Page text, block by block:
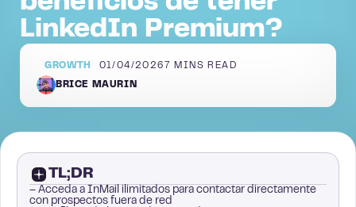
LinkedIn Premium?
GROWTH 01/04/2026 7 MINS READ
BRICE MAURIN
TL;DR
– Acceda a InMail ilimitados para contactar directamente
con prospectos fuera de red